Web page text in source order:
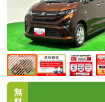
無